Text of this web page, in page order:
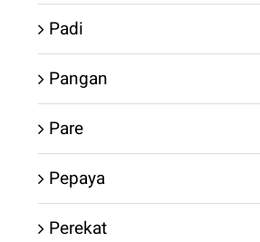
Padi
Pangan
Pare
Pepaya
Perekat